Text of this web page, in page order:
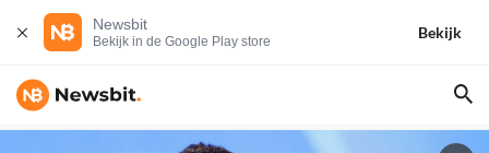
Newsbit
Bekijk in de Google Play store
Bekijk